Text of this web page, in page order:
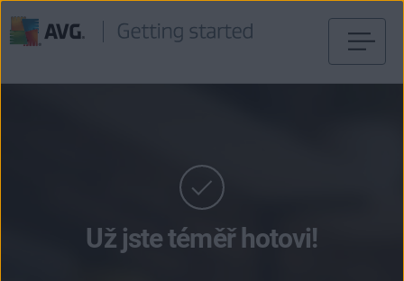
Už jste téměř hotovi!